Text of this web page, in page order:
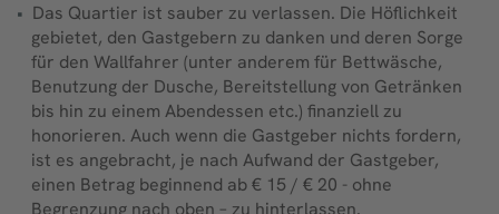
Das Quartier ist sauber zu verlassen. Die Höflichkeit
gebietet, den Gastgebern zu danken und deren Sorge
für den Wallfahrer (unter anderem für Bettwäsche,
Benutzung der Dusche, Bereitstellung von Getränken
bis hin zu einem Abendessen etc.) finanziell zu
honorieren. Auch wenn die Gastgeber nichts fordern,
ist es angebracht, je nach Aufwand der Gastgeber,
einen Betrag beginnend ab € 15 / € 20 - ohne
Begrenzung nach oben – zu hinterlassen.